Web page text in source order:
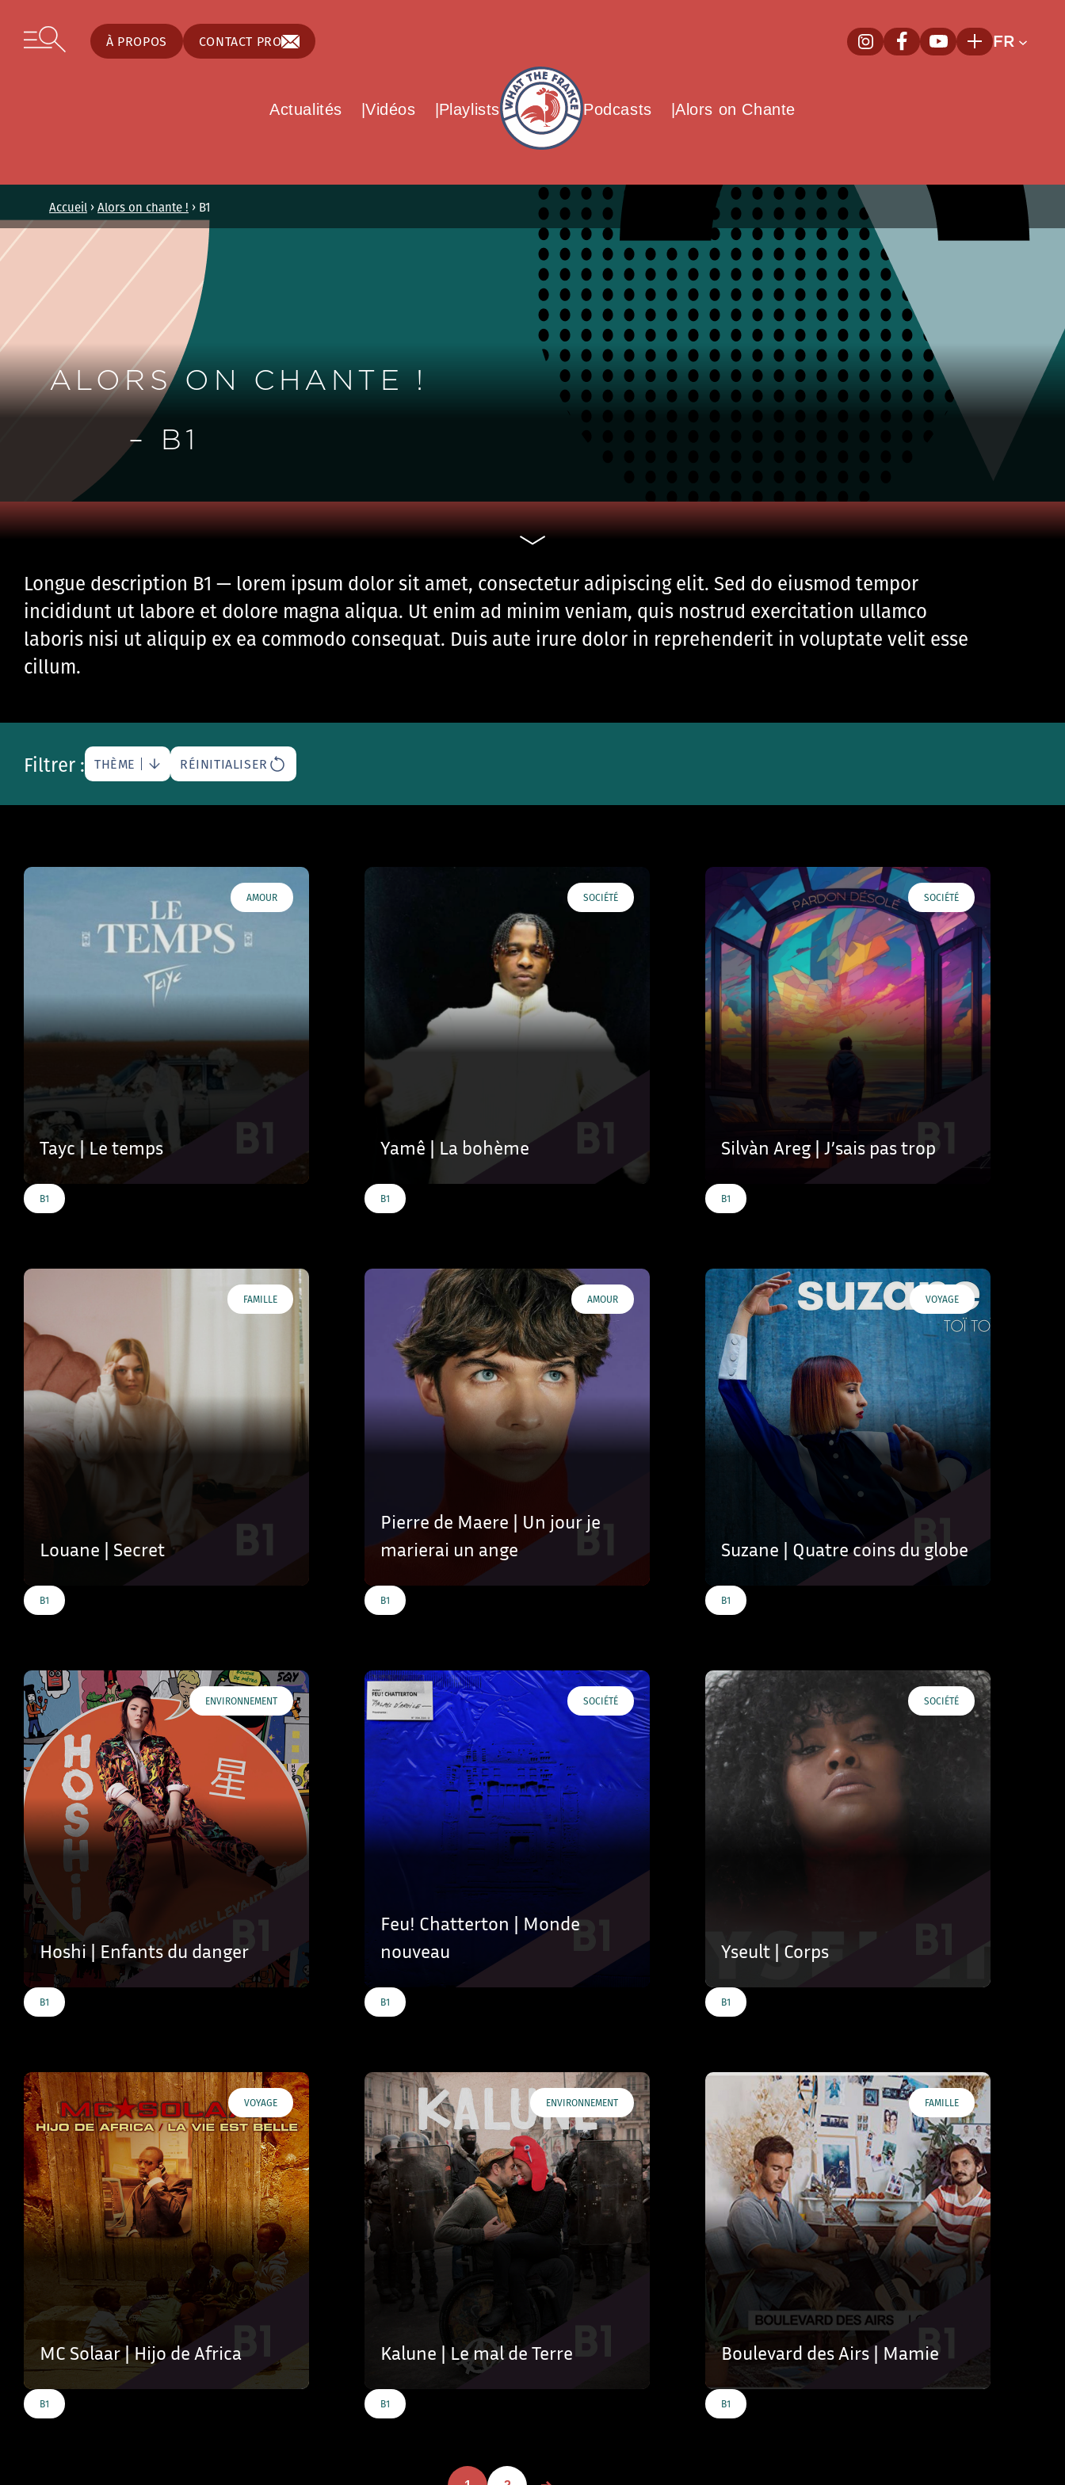
Skip to content
Open secondary menu
À PROPOS CONTACT PRO InstagramNouvelle fenêtre
FacebookNouvelle fenêtre
YoutubeNouvelle
PlusFR
Actualités Vidéos Playlists
What The France – Back to homepage
Podcasts Alors on Chante
Accueil ›Alors on chante ! › B1
ALORS ON CHANTE !
– B1
Longue description B1 — lorem ipsum dolor sit amet, consectetur adipiscing elit. Sed do eiusmod tempor
incididunt ut labore et dolore magna aliqua. Ut enim ad minim veniam, quis nostrud exercitation ullamco
laboris nisi ut aliquip ex ea commodo consequat. Duis aute irure dolor in reprehenderit in voluptate velit esse
cillum.
Filtrer : THÈME RÉINITIALISER
AMOUR
Tayc | Le temps
B1
SOCIÉTÉ
Yamê | La bohème
B1
SOCIÉTÉ
Silvàn Areg | J’sais pas trop
B1
FAMILLE
Louane | Secret
B1
AMOUR
Pierre de Maere | Un jour je
marierai un ange
B1
VOYAGE
Suzane | Quatre coins du globe
B1
ENVIRONNEMENT
Hoshi | Enfants du danger
B1
SOCIÉTÉ
Feu! Chatterton | Monde
nouveau
B1
SOCIÉTÉ
Yseult | Corps
B1
VOYAGE
MC Solaar | Hijo de Africa
B1
ENVIRONNEMENT
Kalune | Le mal de Terre
B1
FAMILLE
Boulevard des Airs | Mamie
B1